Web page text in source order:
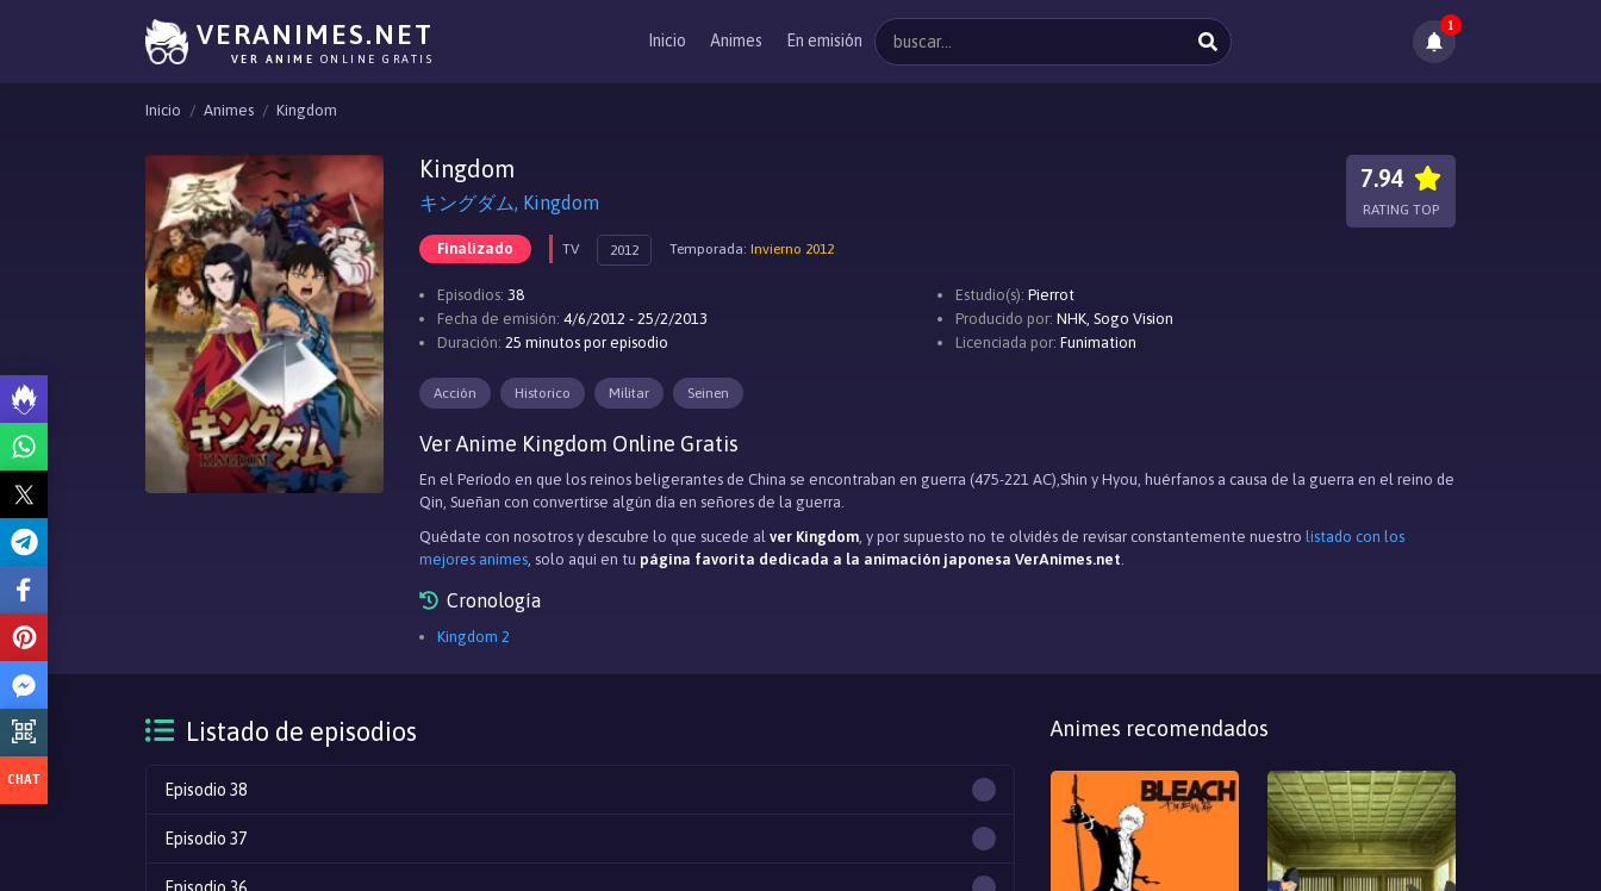
VERANIMES.NET
VER ANIME ONLINE GRATIS
Inicio Animes En emisión
1
Inicio Animes Kingdom
Kingdom
キングダム, Kingdom
Finalizado TV 2012 Temporada: Invierno 2012
7.94
RATING TOP
Episodios: 38
Fecha de emisión: 4/6/2012 - 25/2/2013
Duración: 25 minutos por episodio
Estudio(s): Pierrot
Producido por: NHK, Sogo Vision
Licenciada por: Funimation
Acción Historico Militar Seinen
Ver Anime Kingdom Online Gratis
En el Período en que los reinos beligerantes de China se encontraban en guerra (475-221 AC),Shin y Hyou, huérfanos a causa de la guerra en el reino de
Qin, Sueñan con convertirse algún día en señores de la guerra.
Quédate con nosotros y descubre lo que sucede al ver Kingdom, y por supuesto no te olvidés de revisar constantemente nuestro listado con los
mejores animes, solo aqui en tu página favorita dedicada a la animación japonesa VerAnimes.net.
Cronología
Kingdom 2
Listado de episodios
Episodio 38
Episodio 37
Animes recomendados